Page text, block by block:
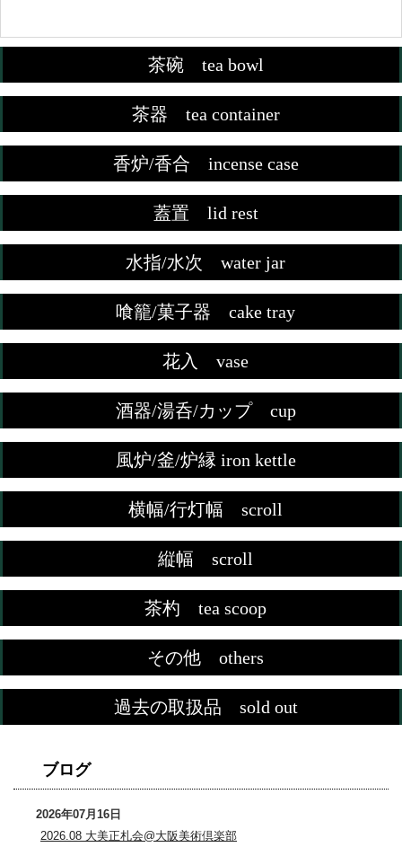
茶碗 tea bowl
茶器 tea container
香炉/香合 incense case
蓋置 lid rest
水指/水次 water jar
喰籠/菓子器 cake tray
花入 vase
酒器/湯呑/カップ cup
風炉/釜/炉縁 iron kettle
横幅/行灯幅 scroll
縦幅 scroll
茶杓 tea scoop
その他 others
過去の取扱品 sold out
ブログ
2026年07月16日
2026.08 大美正札会@大阪美術倶楽部